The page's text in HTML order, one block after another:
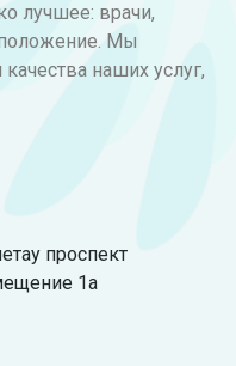
лучшее: врачи,
Мы
наших услуг,
проспект
1а